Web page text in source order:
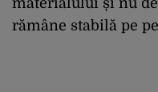
materialului și nu
rămâne stabilă pe